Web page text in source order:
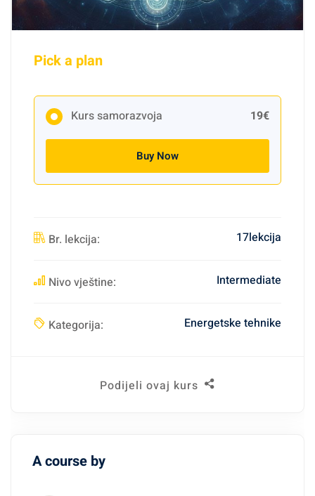
Pick a plan
Kurs samorazvoja 19€
Buy Now
Br. lekcija: 17lekcija
Nivo vještine: Intermediate
Kategorija: Energetske tehnike
Podijeli ovaj kurs
A course by